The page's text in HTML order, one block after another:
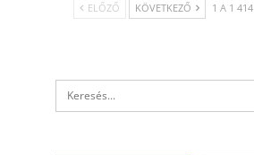
ELŐZŐ KÖVETKEZŐ 1 A 1 414